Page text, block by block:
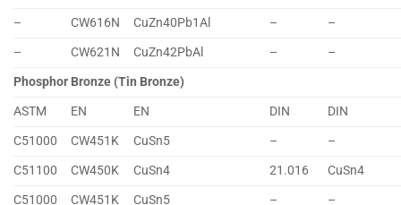
– CW616N CuZn40Pb1Al –
–
–
CW621N CuZn42PbAl –
–
Phosphor Bronze (Tin Bronze)
ASTM
EN EN DIN
DIN
C51000
CW451K CuSn5 –
–
C51100
CW450K CuSn4 21.016
CuSn4
C51000
CW451K CuSn5 –
–